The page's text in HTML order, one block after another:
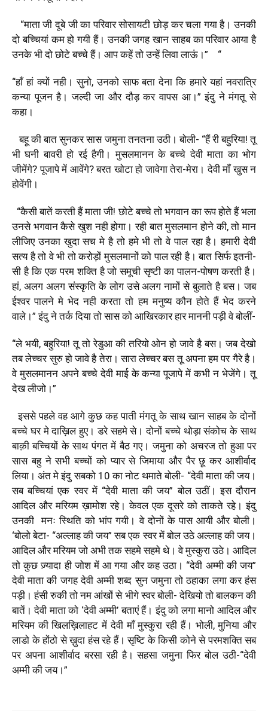
“माता जी दूबे जी का परिवार सोसायटी छोड़ कर चला गया है। उनकी
दो बच्चियां कम हो गयी हैं। उनकी जगह खान साहब का परिवार आया है
उनके भी दो छोटे बच्चे हैं। आप कहें तो उन्हें लिवा लाऊं।” “
“हाँ हां क्यों नही। सुनो, उनको साफ बता देना कि हमारे यहां नवरात्रि
कन्या पूजन है। जल्दी जा और दौड़ कर वापस आ।” इंदु ने मंगतू से
कहा।
बहू की बात सुनकर सास जमुना तनतना उठी। बोली- “हैं री बहुरिया! तू
भी घनी बावरी हो रई हैगी। मुसलमानन के बच्चे देवी माता का भोग
जीमेंगे? पूजापे में आवेंगे? बरत खोटा हो जावेगा तेरा-मेरा। देवी माँ खुस न
होवेंगी।
“कैसी बातें करती हैं माता जी! छोटे बच्चे तो भगवान का रूप होते हैं भला
उनसे भगवान कैसे खुश नही होगा। रही बात मुसलमान होने की, तो मान
लीजिए उनका खुदा सच मे है तो हमे भी तो वे पाल रहा है। हमारी देवी
सत्य है तो वे भी तो करोड़ों मुसलमानों को पाल रही है। बात सिर्फ इतनी-
सी है कि एक परम शक्ति है जो समूची सृष्टी का पालन-पोषण करती है।
हां, अलग अलग संस्कृति के लोग उसे अलग नामों से बुलाते है बस। जब
ईश्वर पालने मे भेद नही करता तो हम मनुष्य कौन होते हैं भेद करने
वाले।” इंदु ने तर्क दिया तो सास को आखिरकार हार माननी पड़ी वे बोलीं-
“ले भयी, बहुरिया! तू तो रेडुआ की तरियो ओन हो जावे है बस। जब देखो
तब लेच्चर सुरु हो जावे है तेरा। सारा लेच्चर बस तू अपना हम पर गैरे है।
वे मुसलमानन अपने बच्चे देवी माई के कन्या पूजापे में कभी न भेजेंगे। तू
देख लीजो।”
इससे पहले वह आगे कुछ कह पाती मंगतू के साथ खान साहब के दोनों
बच्चे घर मे दाख़िल हुए। डरे सहमे से। दोनों बच्चे थोड़ा संकोच के साथ
बाक़ी बच्चियों के साथ पंगत में बैठ गए। जमुना को अचरज तो हुआ पर
सास बहु ने सभी बच्चों को प्यार से जिमाया और पैर छू कर आशीर्वाद
लिया। अंत मे इंदु सबको 10 का नोट थमाते बोली- “देवी माता की जय।
सब बच्चियां एक स्वर में “देवी माता की जय” बोल उठीं। इस दौरान
आदिल और मरियम ख़ामोश रहे। केवल एक दूसरे को ताकते रहे। इंदु
उनकी मनः स्थिति को भांप गयी। वे दोनों के पास आयी और बोली।
‘बोलो बेटा- “अल्लाह की जय” सब एक स्वर में बोल उठे अल्लाह की जय।
आदिल और मरियम जो अभी तक सहमे सहमे थे। वे मुस्कुरा उठे। आदिल
तो कुछ ज़्यादा ही जोश में आ गया और कह उठा। “देवी अम्मी की जय”
देवी माता की जगह देवी अम्मी शब्द सुन जमुना तो ठहाका लगा कर हंस
पड़ी। हंसी रुकी तो नम आंखों से भीगे स्वर बोली- देखियो तो बालकन की
बातें। देवी माता को ‘देवी अम्मी’ बताएं हैं। इंदु को लगा मानो आदिल और
मरियम की खिलख़िलाहट में देवी माँ मुस्कुरा रही हैं। भोली, मुनिया और
लाडो के होंठो से ख़ुदा हंस रहे हैं। सृष्टि के किसी कोने से परमशक्ति सब
पर अपना आशीर्वाद बरसा रही है। सहसा जमुना फिर बोल उठी-“देवी
अम्मी की जय।”